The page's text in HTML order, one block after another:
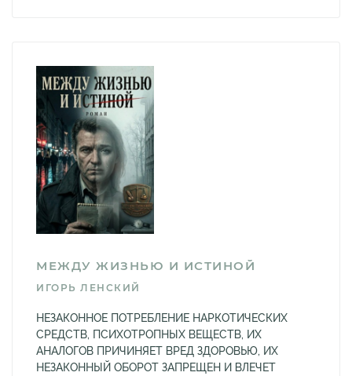
МЕЖДУ ЖИЗНЬЮ И ИСТИНОЙ
ИГОРЬ ЛЕНСКИЙ
НЕЗАКОННОЕ ПОТРЕБЛЕНИЕ НАРКОТИЧЕСКИХ
СРЕДСТВ, ПСИХОТРОПНЫХ ВЕЩЕСТВ, ИХ
АНАЛОГОВ ПРИЧИНЯЕТ ВРЕД ЗДОРОВЬЮ, ИХ
НЕЗАКОННЫЙ ОБОРОТ ЗАПРЕЩЕН И ВЛЕЧЕТ